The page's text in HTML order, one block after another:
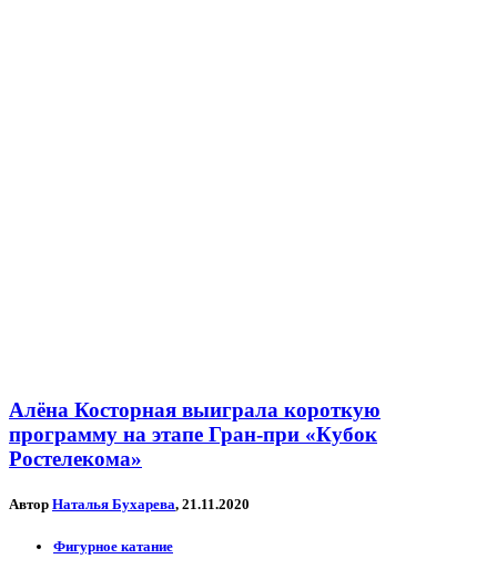
Алёна Косторная выиграла короткую
программу на этапе Гран-при «Кубок
Ростелекома»
Автор Наталья Бухарева, 21.11.2020
Фигурное катание